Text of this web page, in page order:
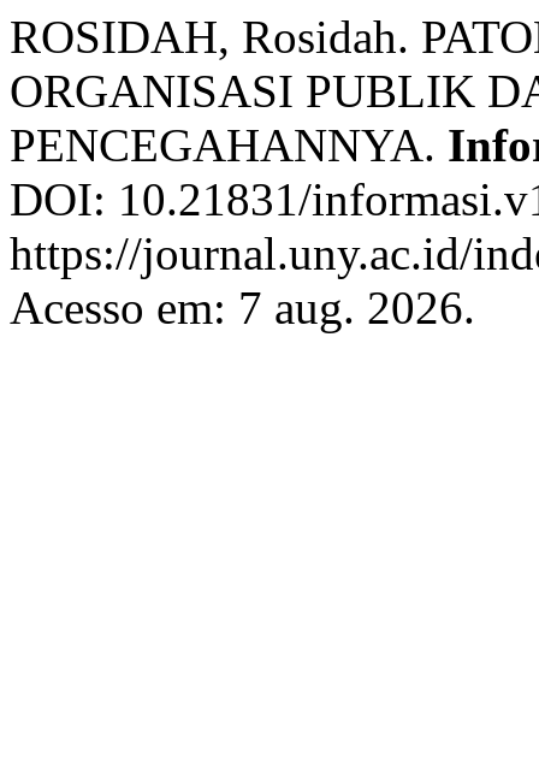
ROSIDAH, Rosidah.
ORGANISASI PUBLIK
PENCEGAHANNYA.
DOI: 10.21831/
https://journal.uny.ac.id/
Acesso em: 7 aug. 2026.